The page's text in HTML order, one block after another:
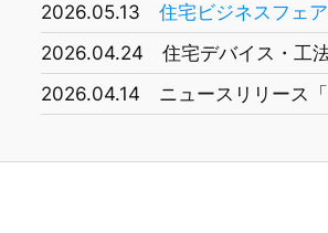
2026.05.13 住宅ビジネスフェア
2026.04.24 住宅デバイス・工法
2026.04.14 ニュースリリース「